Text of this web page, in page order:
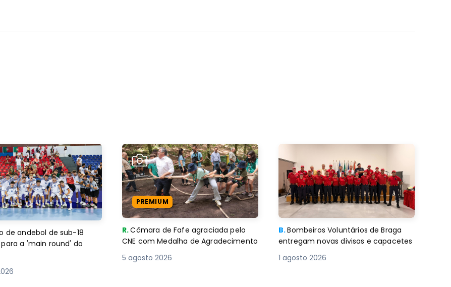
de andebol de sub-18
a 'main round' do
PREMIUM
R.Câmara de Fafe agraciada pelo
CNE com Medalha de Agradecimento
5 agosto 2026
B.Bombeiros Voluntários de Braga
entregam novas divisas e capacetes
1 agosto 2026